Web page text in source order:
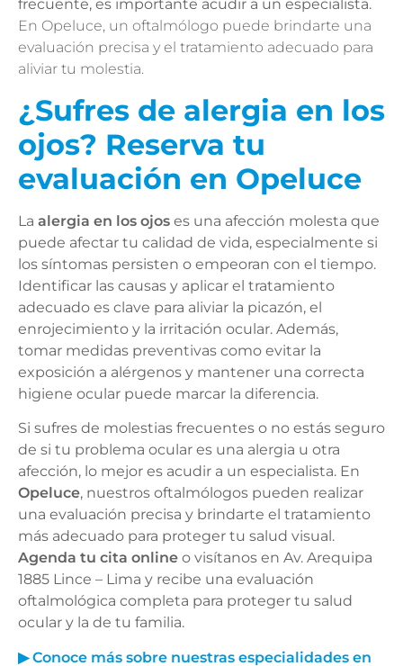
frecuente, es importante acudir a un especialista.
En Opeluce, un oftalmólogo puede brindarte una
evaluación precisa y el tratamiento adecuado para
aliviar tu molestia.
¿Sufres de alergia en los
ojos? Reserva tu
evaluación en Opeluce
La alergia en los ojos es una afección molesta que
puede afectar tu calidad de vida, especialmente si
los síntomas persisten o empeoran con el tiempo.
Identificar las causas y aplicar el tratamiento
adecuado es clave para aliviar la picazón, el
enrojecimiento y la irritación ocular. Además,
tomar medidas preventivas como evitar la
exposición a alérgenos y mantener una correcta
higiene ocular puede marcar la diferencia.
Si sufres de molestias frecuentes o no estás seguro
de si tu problema ocular es una alergia u otra
afección, lo mejor es acudir a un especialista. En
Opeluce, nuestros oftalmólogos pueden realizar
una evaluación precisa y brindarte el tratamiento
más adecuado para proteger tu salud visual.
Agenda tu cita online o visítanos en Av. Arequipa
1885 Lince – Lima y recibe una evaluación
oftalmológica completa para proteger tu salud
ocular y la de tu familia.
▶ Conoce más sobre nuestras especialidades en